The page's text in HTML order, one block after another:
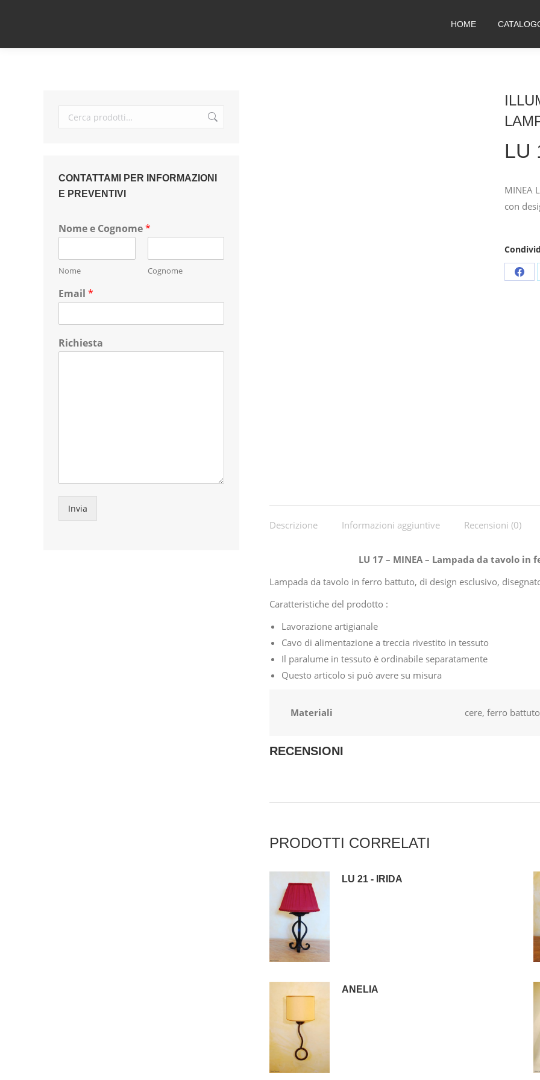
HOME
LU
MINEA
con
Descrizione Informazioni aggiuntive Recensioni (0)
LU 17 – MINEA – Lampada da tavolo
Lampada da tavolo in ferro battuto, di design esclusivo,
Caratteristiche del prodotto :
Lavorazione artigianale
Cavo di alimentazione a treccia rivestito in tessuto
Il paralume in tessuto è ordinabile separatamente
Questo articolo si può avere su misura
Materiali cere, ferro battuto
RECENSIONI
PRODOTTI CORRELATI
LU 21 - IRIDA
ANELIA
CONTATTAMI PER INFORMAZIONI
E PREVENTIVI
Nome e Cognome*
Nome Cognome
Email *
Richiesta
Invia